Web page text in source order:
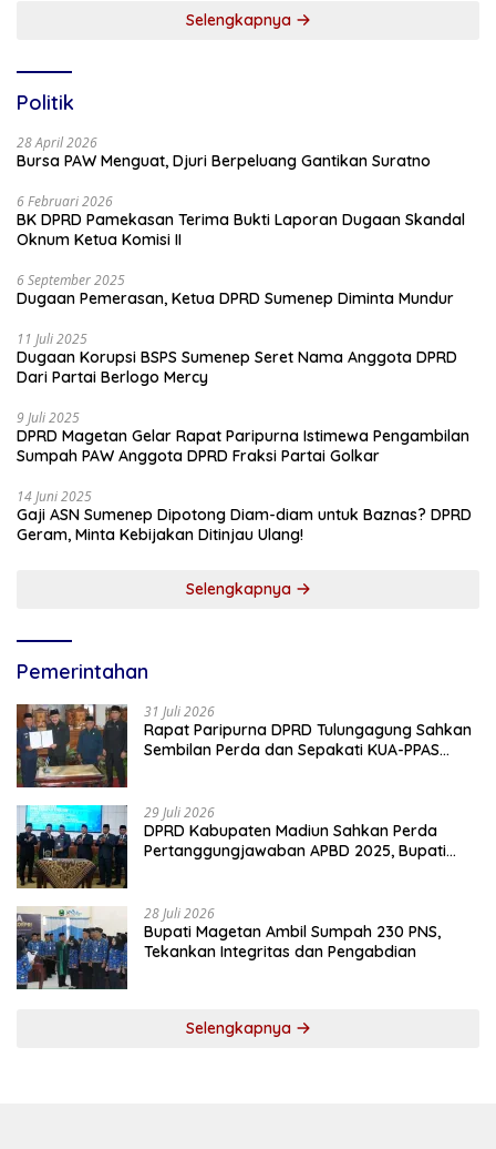
Selengkapnya
Politik
28 April 2026
Bursa PAW Menguat, Djuri Berpeluang Gantikan Suratno
6 Februari 2026
BK DPRD Pamekasan Terima Bukti Laporan Dugaan Skandal
Oknum Ketua Komisi II
6 September 2025
Dugaan Pemerasan, Ketua DPRD Sumenep Diminta Mundur
11 Juli 2025
Dugaan Korupsi BSPS Sumenep Seret Nama Anggota DPRD
Dari Partai Berlogo Mercy
9 Juli 2025
DPRD Magetan Gelar Rapat Paripurna Istimewa Pengambilan
Sumpah PAW Anggota DPRD Fraksi Partai Golkar
14 Juni 2025
Gaji ASN Sumenep Dipotong Diam-diam untuk Baznas? DPRD
Geram, Minta Kebijakan Ditinjau Ulang!
Selengkapnya
Pemerintahan
31 Juli 2026
Rapat Paripurna DPRD Tulungagung Sahkan
Sembilan Perda dan Sepakati KUA-PPAS
29 Juli 2026
DPRD Kabupaten Madiun Sahkan Perda
Pertanggungjawaban APBD 2025, Bupati
28 Juli 2026
Bupati Magetan Ambil Sumpah 230 PNS,
Tekankan Integritas dan Pengabdian
Selengkapnya